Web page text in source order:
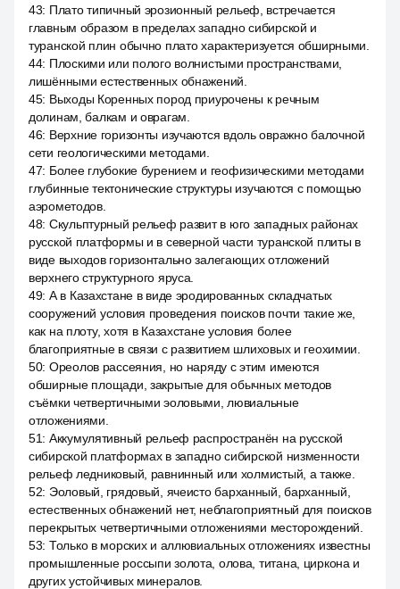
43: Плато типичный эрозионный рельеф, встречается
главным образом в пределах западно сибирской и
туранской плин обычно плато характеризуется обширными.
44: Плоскими или полого волнистыми пространствами,
лишёнными естественных обнажений.
45: Выходы Коренных пород приурочены к речным
долинам, балкам и оврагам.
46: Верхние горизонты изучаются вдоль овражно балочной
сети геологическими методами.
47: Более глубокие бурением и геофизическими методами
глубинные тектонические структуры изучаются с помощью
аэрометодов.
48: Скульптурный рельеф развит в юго западных районах
русской платформы и в северной части туранской плиты в
виде выходов горизонтально залегающих отложений
верхнего структурного яруса.
49: А в Казахстане в виде эродированных складчатых
сооружений условия проведения поисков почти такие же,
как на плоту, хотя в Казахстане условия более
благоприятные в связи с развитием шлиховых и геохимии.
50: Ореолов рассеяния, но наряду с этим имеются
обширные площади, закрытые для обычных методов
съёмки четвертичными эоловыми, лювиальные
отложениями.
51: Аккумулятивный рельеф распространён на русской
сибирской платформах в западно сибирской низменности
рельеф ледниковый, равнинный или холмистый, а также.
52: Эоловый, грядовый, ячеисто барханный, барханный,
естественных обнажений нет, неблагоприятный для поисков
перекрытых четвертичными отложениями месторождений.
53: Только в морских и аллювиальных отложениях известны
промышленные россыпи золота, олова, титана, циркона и
других устойчивых минералов.